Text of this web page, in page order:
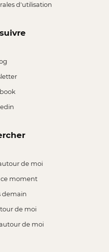
d'utilisation
de moi
ce moment
demain
de moi
de moi